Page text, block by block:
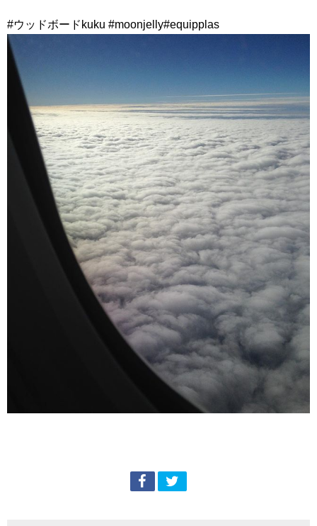
#ウッドボードkuku #moonjelly#equipplas